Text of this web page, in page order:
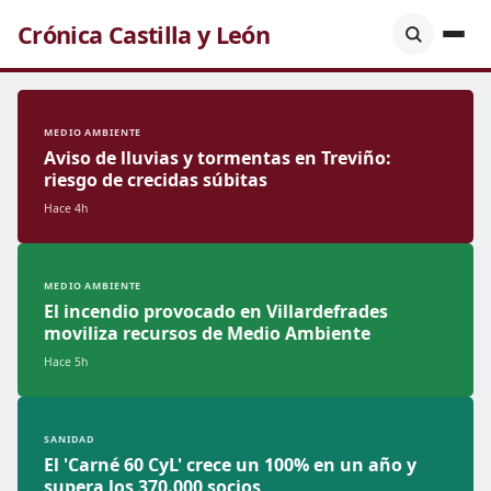
Crónica Castilla y León
MEDIO AMBIENTE
Aviso de lluvias y tormentas en Treviño:
riesgo de crecidas súbitas
Hace 4h
MEDIO AMBIENTE
El incendio provocado en Villardefrades
moviliza recursos de Medio Ambiente
Hace 5h
SANIDAD
El 'Carné 60 CyL' crece un 100% en un año y